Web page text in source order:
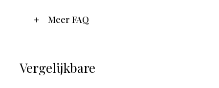
Meer FAQ
Vergelijkbare